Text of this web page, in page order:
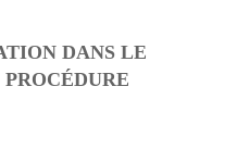
DANS LE